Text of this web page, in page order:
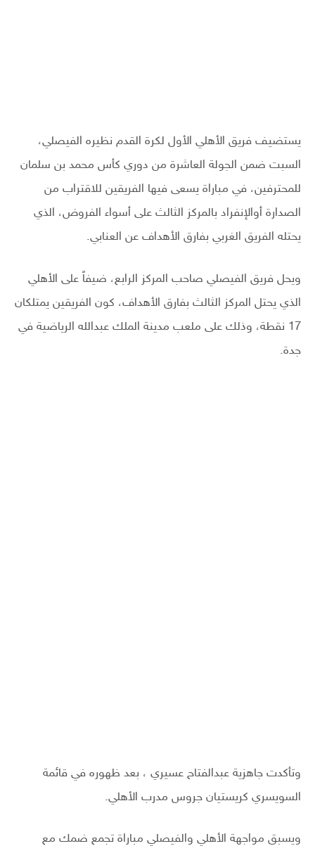
يستضيف فريق الأهلي الأول لكرة القدم نظيره الفيصلي،
السبت ضمن الجولة العاشرة من دوري كأس محمد بن سلمان
للمحترفين، في مباراة يسعى فيها الفريقين للاقتراب من
الصدارة أوالإنفراد بالمركز الثالث على أسواء الفروض، الذي
يحتله الفريق الغربي بفارق الأهداف عن العنابي.
ويحل فريق الفيصلي صاحب المركز الرابع، ضيفاً على الأهلي
الذي يحتل المركز الثالث بفارق الأهداف، كون الفريقين يمتلكان
17 نقطة، وذلك على ملعب مدينة الملك عبدالله الرياضية في
جدة.
وتأكدت جاهزية عبدالفتاح عسيري ، بعد ظهوره في قائمة
السويسري كريستيان جروس مدرب الأهلي.
ويسبق مواجهة الأهلي والفيصلي مباراة تجمع ضمك مع